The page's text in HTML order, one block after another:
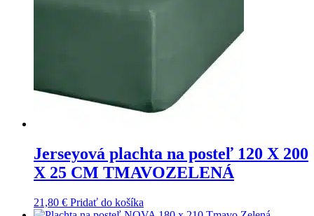
Jerseyová plachta na posteľ 120 X 200
X 25 CM TMAVOZELENÁ
21,80 € Pridať do košíka